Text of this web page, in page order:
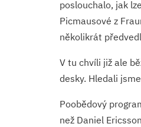
poslouchalo, jak
Picmausové z
několikrát
V tu chvíli již ale
desky. Hledali
Poobědový
než Daniel